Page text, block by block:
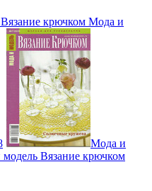
крючком Мода и
Мода и
Вязание крючком